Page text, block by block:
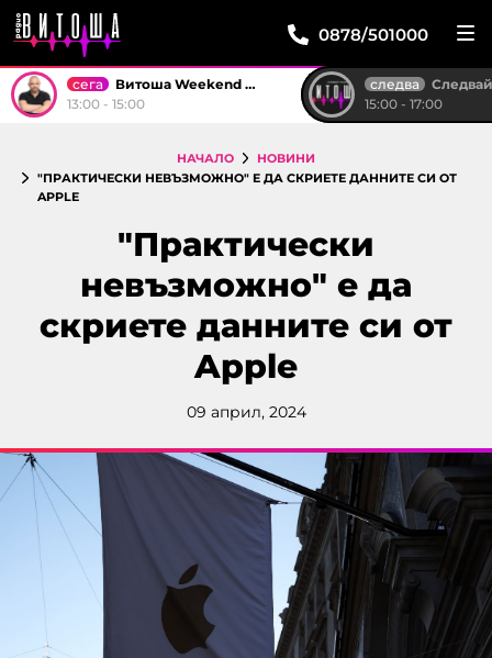
0878/501000
сега
Витоша Weekend със Стоян
13:00 - 15:00
следва
Следвай
15:00 - 17:00
НАЧАЛО
НОВИНИ
"ПРАКТИЧЕСКИ НЕВЪЗМОЖНО" E ДА СКРИЕТЕ ДАННИТЕ СИ ОТ
APPLE
"Практически
невъзможно" e да
скриете данните си от
Apple
09 април, 2024